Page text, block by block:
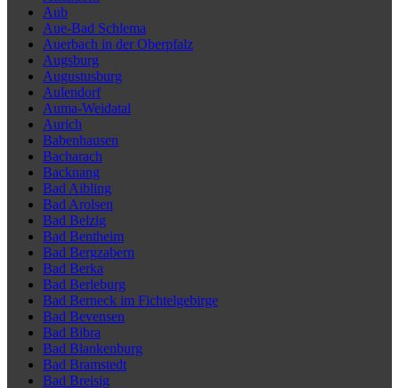
Aub
Aue-Bad Schlema
Auerbach in der Oberpfalz
Augsburg
Augustusburg
Aulendorf
Auma-Weidatal
Aurich
Babenhausen
Bacharach
Backnang
Bad Aibling
Bad Arolsen
Bad Belzig
Bad Bentheim
Bad Bergzabern
Bad Berka
Bad Berleburg
Bad Berneck im Fichtelgebirge
Bad Bevensen
Bad Bibra
Bad Blankenburg
Bad Bramstedt
Bad Breisig